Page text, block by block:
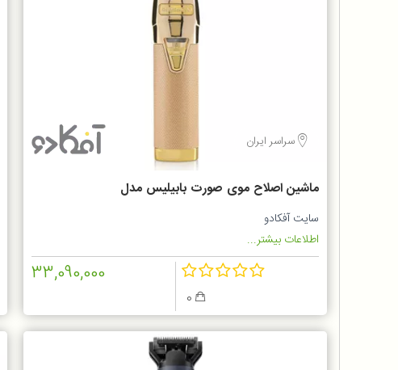
سراسر ایران
ماشین اصلاح موی صورت بابیلیس مدل
FX7870GSDE
سایت آفکادو
اطلاعات بیشتر...
33,090,000